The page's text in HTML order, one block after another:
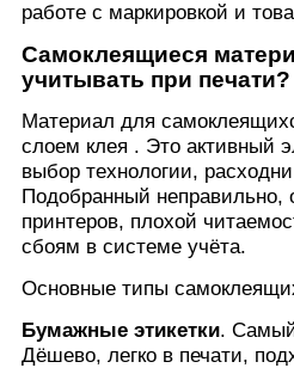
работе с маркировкой и
Самоклеящиеся
учитывать при печати?
Материал для
слоем клея . Это активный
выбор технологии,
Подобранный неправильно,
принтеров, плохой
сбоям в системе учёта.
Основные типы
Бумажные этикетки.
Дёшево, легко в печати,